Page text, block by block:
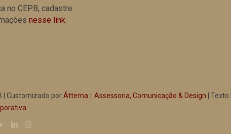
no CEPB, cadastre
nesse link.
| Customizado porÁttema :: Assessoria, Comunicação & Design | Texto